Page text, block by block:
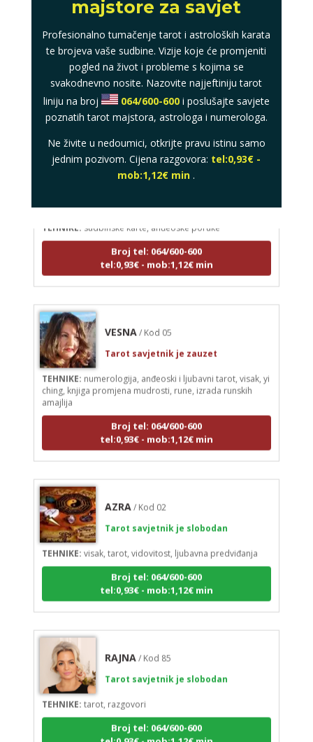
majstore za savjet
Profesionalno tumačenje tarot i astroloških karata
te brojeva vaše sudbine. Vizije koje će promjeniti
pogled na život i probleme s kojima se
svakodnevno nosite. Nazovite najjeftiniju tarot
liniju na broj
064/600-600 i poslušajte savjete
poznatih tarot majstora, astrologa i numerologa.
Ne živite u nedoumici, otkrijte pravu istinu samo
jednim pozivom. Cijena razgovora: tel:0,93€ -
mob:1,12€ min .
LUCIJA/ Kod #136
Broj tel: 064/600-600
tel:0,93€ - mob:1,12€ min
VESNA
/ Kod 05
Tarot savjetnik je zauzet
TEHNIKE:numerologija, anđeoski i ljubavni tarot, visak, yi
ching, knjiga promjena mudrosti, rune, izrada runskih
amajlija
Broj tel: 064/600-600
tel:0,93€ - mob:1,12€ min
AZRA
/ Kod 02
Tarot savjetnik je slobodan
TEHNIKE:visak, tarot, vidovitost, ljubavna predviđanja
Broj tel: 064/600-600
tel:0,93€ - mob:1,12€ min
RAJNA
/ Kod 85
Tarot savjetnik je slobodan
TEHNIKE:tarot, razgovori
Broj tel: 064/600-600
tel:0,93€ - mob:1,12€ min